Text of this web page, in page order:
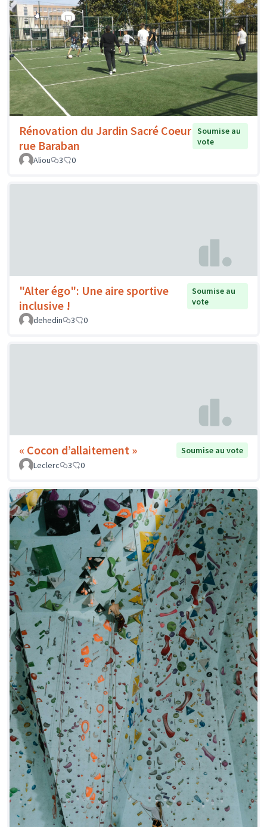
Rénovation du Jardin Sacré Coeur
rue Baraban
Soumise au
vote
Aliou
3 0
"Alter égo": Une aire sportive
inclusive !
Soumise au
vote
dehedin
3 0
« Cocon d’allaitement »
Soumise au vote
Leclerc
3 0